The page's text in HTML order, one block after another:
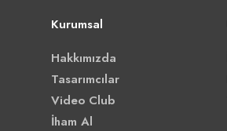
Kurumsal
Hakkımızda
Tasarımcılar
Video Club
İham Al